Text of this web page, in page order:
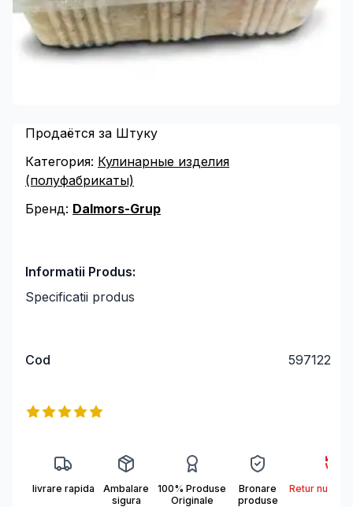
Продаётся за Штуку
Категория: Кулинарные изделия
(полуфабрикаты)
Бренд: Dalmors-Grup
Informatii Produs:
Specificatii produs
Cod 597122
Информация о продукте
Reviews
5out of 5 stars
livrare rapida
Ambalare
sigura
100% Produse
Originale
Bronare
produse
Retur nu se